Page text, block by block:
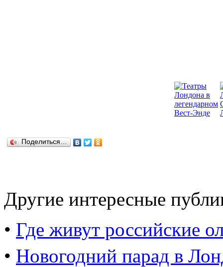
Поделиться…
Другие интересные
• Где живут российские
• Новогодний парад в